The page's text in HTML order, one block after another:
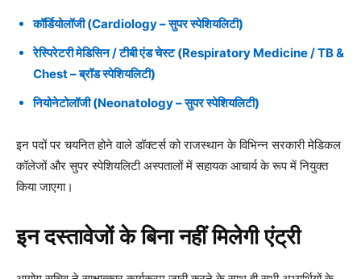
कॉर्डियोलॉजी (Cardiology – सुपर स्पेशियलिटी)
रेस्पिरेटरी मेडिसिन / टीबी एंड चेस्ट (Respiratory Medicine / TB &
Chest – ब्रॉड स्पेशियलिटी)
नियोनेटोलॉजी (Neonatology – सुपर स्पेशियलिटी)
इन पदों पर चयनित होने वाले डॉक्टर्स को राजस्थान के विभिन्न सरकारी मेडिकल
कॉलेजों और सुपर स्पेशियलिटी अस्पतालों में सहायक आचार्य के रूप में नियुक्त
किया जाएगा।
इन दस्तावेजों के बिना नहीं मिलेगी एंट्री